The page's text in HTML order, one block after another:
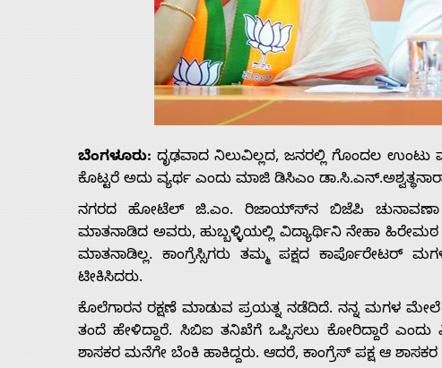
Advertise
Contact
ಬೆಂಗಳೂರು: ದೃಢವಾದ ನಿಲುವಿಲ್ಲದ, ಜನರಲ್ಲಿ ಗೊಂದಲ
ಕೊಟ್ಟರೆ ಅದು ವ್ಯರ್ಥ ಎಂದು ಮಾಜಿ ಡಿಸಿಎಂ
ನಗರದ ಹೋಟೆಲ್ ಜಿ.ಎಂ. ರಿಜಾಯ್ಸ್‍ನ ಬಿಜೆಪಿ ಚುನಾವಣಾ
ಮಾತನಾಡಿದ ಅವರು, ಹುಬ್ಬಳ್ಳಿಯಲ್ಲಿ ವಿದ್ಯಾರ್ಥಿನಿ ನೇಹಾ ಹಿರೇಮಠ
ಮಾತನಾಡಿಲ್ಲ. ಕಾಂಗ್ರೆಸ್ಸಿಗರು ತಮ್ಮ ಪಕ್ಷದ ಕಾರ್ಪೊರೇಟರ್
ಟೀಕಿಸಿದರು.
ಕೊಲೆಗಾರನ ರಕ್ಷಣೆ ಮಾಡುವ ಪ್ರಯತ್ನ ನಡೆದಿದೆ. ನನ್ನ ಮಗಳ
ತಂದೆ ಹೇಳಿದ್ದಾರೆ. ಸಿಬಿಐ ತನಿಖೆಗೆ ಒಪ್ಪಿಸಲು ಕೋರಿದ್ದಾರೆ
ಶಾಸಕರ ಮನೆಗೇ ಬೆಂಕಿ ಹಾಕಿದ್ದರು. ಆದರೆ, ಕಾಂಗ್ರೆಸ್ ಪಕ್ಷ ಆ